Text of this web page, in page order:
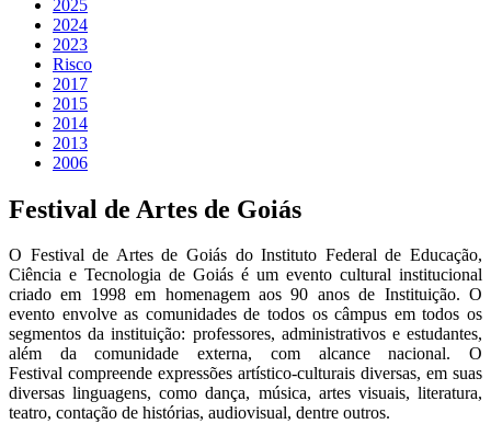
2025
2024
2023
Risco
2017
2015
2014
2013
2006
Festival de Artes de Goiás
O Festival de Artes de Goiás do Instituto Federal de Educação,
Ciência e Tecnologia de Goiás é um evento cultural institucional
criado em 1998 em homenagem aos 90 anos de Instituição. O
evento envolve as comunidades de todos os câmpus em todos os
segmentos da instituição: professores, administrativos e estudantes,
além da comunidade externa, com alcance nacional. O
Festival compreende expressões artístico-culturais diversas, em suas
diversas linguagens, como dança, música, artes visuais, literatura,
teatro, contação de histórias, audiovisual, dentre outros.